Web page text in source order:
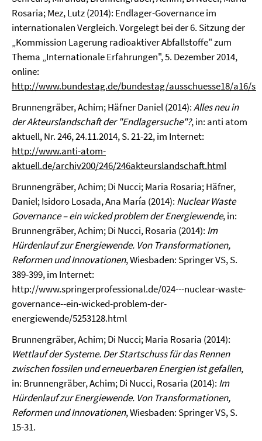
Rosaria; Mez, Lutz (2014): Endlager-Governance im
internationalen Vergleich. Vorgelegt bei der 6. Sitzung der
„Kommission Lagerung radioaktiver Abfallstoffe" zum
Thema „Internationale Erfahrungen", 5. Dezember 2014,
online:
http://www.bundestag.de/bundestag/ausschuesse18/a16/
Brunnengräber, Achim; Häfner Daniel (2014):Alles neu in
der Akteurslandschaft der "Endlagersuche"?, in: anti atom
aktuell, Nr. 246, 24.11.2014, S. 21-22, im Internet:
http://www.anti-atom-
aktuell.de/archiv200/246/246akteurslandschaft.html
Brunnengräber, Achim; Di Nucci; Maria Rosaria; Häfner,
Daniel; Isidoro Losada, Ana María (2014): Nuclear Waste
Governance – ein wicked problem der Energiewende, in:
Brunnengräber, Achim; Di Nucci, Rosaria (2014): Im
Hürdenlauf zur Energiewende. Von Transformationen,
Reformen und Innovationen, Wiesbaden: Springer VS, S.
389-399, im Internet:
http://www.springerprofessional.de/024---nuclear-waste-
governance--ein-wicked-problem-der-
energiewende/5253128.html
Brunnengräber, Achim; Di Nucci; Maria Rosaria (2014):
Wettlauf der Systeme. Der Startschuss für das Rennen
zwischen fossilen und erneuerbaren Energien ist gefallen,
in: Brunnengräber, Achim; Di Nucci, Rosaria (2014): Im
Hürdenlauf zur Energiewende. Von Transformationen,
Reformen und Innovationen, Wiesbaden: Springer VS, S.
15-31.